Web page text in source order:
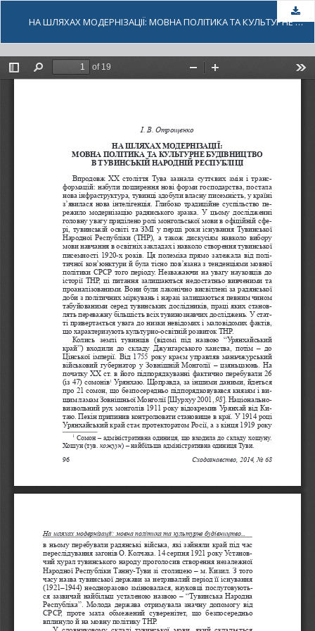
НА ШЛЯХАХ МОДЕРНІЗАЦІЇ: МОВНА ПОЛІТИКА ТА КУЛЬТУРНЕ БУДІВНИЦТВО В ТУВИНСЬКІЙ НАРОДНІЙ РЕСПУБЛІЦІ